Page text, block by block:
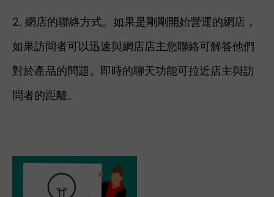
2. 網店的聯絡方式。如果是剛剛開始營運的網店，
如果訪問者可以迅速與網店店主您聯絡可解答他們
對於產品的問題。 即時的聊天功能可拉近店主與訪
問者的距離。